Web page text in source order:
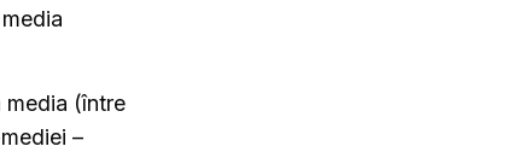
media (între
–